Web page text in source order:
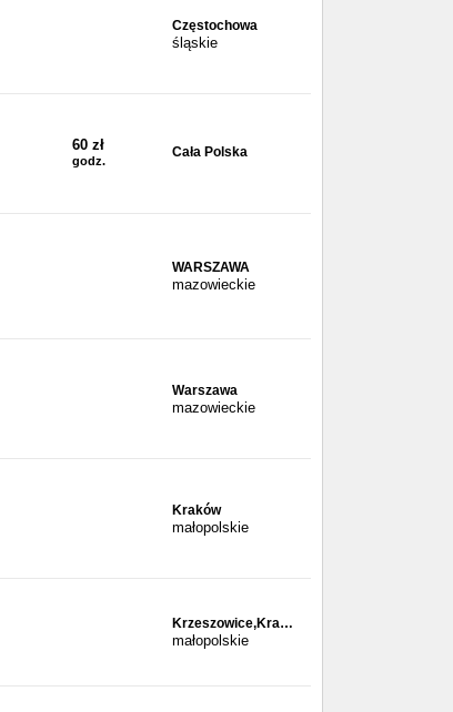
Częstochowa
śląskie
60 zł
godz.
Cała Polska
WARSZAWA
mazowieckie
Warszawa
mazowieckie
Kraków
małopolskie
Krzeszowice,Kra…
małopolskie